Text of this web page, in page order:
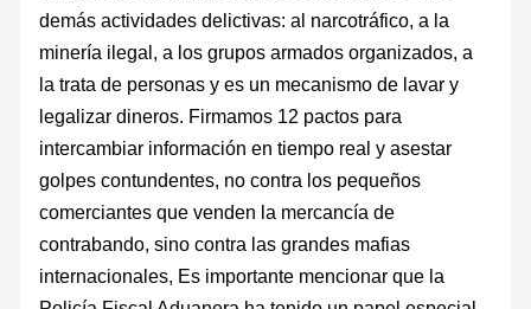
demás actividades delictivas: al narcotráfico, a la
minería ilegal, a los grupos armados organi­zados, a
la trata de personas y es un mecanis­mo de lavar y
legalizar dineros. Firmamos 12 pactos para
intercambiar información en tiempo real y asestar
golpes contundentes, no contra los pequeños
comerciantes que venden la mercancía de
contrabando, sino contra las grandes mafias
internacionales, Es importante mencionar que la